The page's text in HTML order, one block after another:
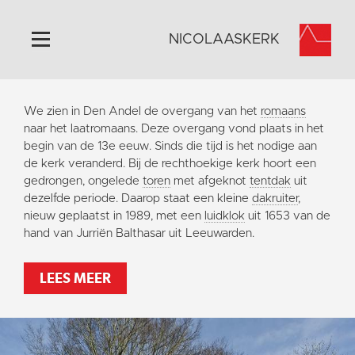
Home
Algemeen
Historie
Omgeving
Activiteiten
Steun ons
Contact
Vaktaal
NICOLAASKERK
We zien in Den Andel de overgang van het romaans
naar het laatromaans. Deze overgang vond plaats in het
begin van de 13e eeuw. Sinds die tijd is het nodige aan
de kerk veranderd. Bij de rechthoekige kerk hoort een
gedrongen, ongelede toren met afgeknot tentdak uit
dezelfde periode. Daarop staat een kleine dakruiter,
nieuw geplaatst in 1989, met een luidklok uit 1653 van de
hand van Jurriën Balthasar uit Leeuwarden.
LEES MEER